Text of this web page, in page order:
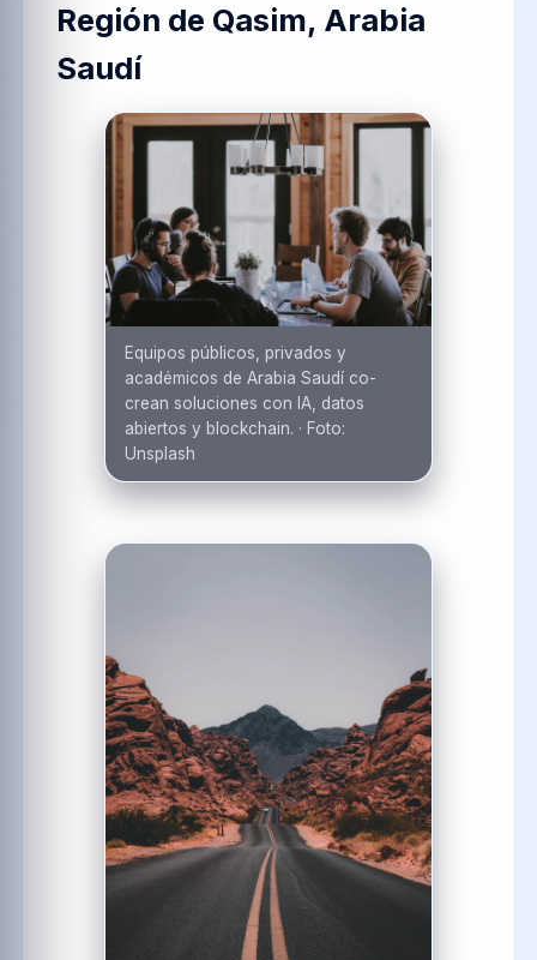
Región de Qasim, Arabia
Saudí
Equipos públicos, privados y
académicos de Arabia Saudí co-
crean soluciones con IA, datos
abiertos y blockchain. · Foto:
Unsplash